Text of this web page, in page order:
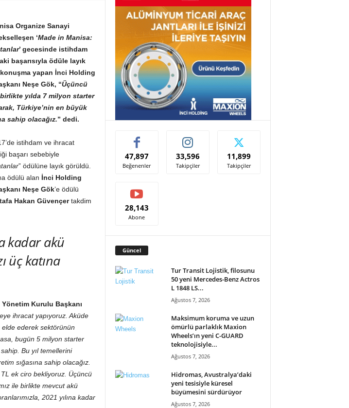
Organize Sanayi
‘Made in Manisa:
’ gecesinde istihdam
başarısıyla ödüle layık
yapan İnci Holding
Neşe Gök, “Üçüncü
yılda 7 milyon starter
Türkiye’nin en büyük
sahip olacağız.” dedi.
istihdam ve ihracat
başarı sebebiyle
” ödülüne layık görüldü.
ödülü alan İnci Holding
Neşe Gök’e ödülü
Hakan Güvençertakdim
kadar akü
üç katına
Kurulu Başkanı
ihracat yapıyoruz. Aküde
elde ederek sektörünün
bugün 5 milyon starter
Bu yıl temellerini
sığasına sahip olacağız.
ek ciro bekliyoruz. Üçüncü
ile birlikte mevcut akü
2021 yılına kadar
47,897
Beğenenler
33,596
Takipçiler
11,899
Takipçiler
28,143
Abone
Güncel
Tur Transit Lojistik, filosunu
50 yeni Mercedes-Benz Actros
L 1848 LS...
Ağustos 7, 2026
Maksimum koruma ve uzun
ömürlü parlaklık Maxion
Wheels’ın yeni C-GUARD
teknolojisiyle...
Ağustos 7, 2026
Hidromas, Avustralya’daki
yeni tesisiyle küresel
büyümesini sürdürüyor
Ağustos 7, 2026